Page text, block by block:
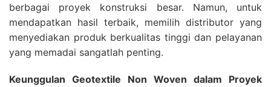
berbagai proyek konstruksi besar. Namun, untuk
mendapatkan hasil terbaik, memilih distributor yang
menyediakan produk berkualitas tinggi dan pelayanan
yang memadai sangatlah penting.
Keunggulan Geotextile Non Woven dalam Proyek